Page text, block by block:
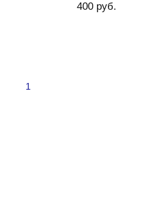
400 руб.
1